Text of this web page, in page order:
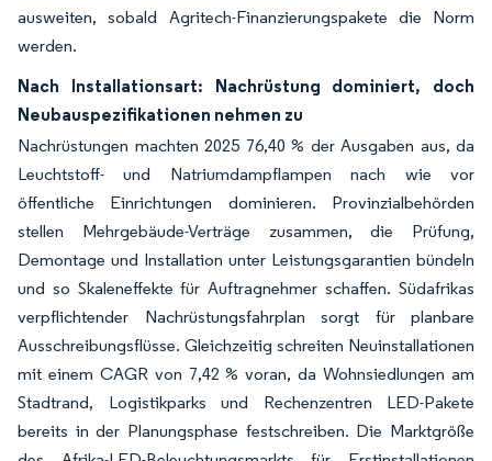
ausweiten, sobald Agritech-Finanzierungspakete die Norm
werden.
Nach Installationsart: Nachrüstung dominiert, doch
Neubauspezifikationen nehmen zu
Nachrüstungen machten 2025 76,40 % der Ausgaben aus, da
Leuchtstoff- und Natriumdampflampen nach wie vor
öffentliche Einrichtungen dominieren. Provinzialbehörden
stellen Mehrgebäude-Verträge zusammen, die Prüfung,
Demontage und Installation unter Leistungsgarantien bündeln
und so Skaleneffekte für Auftragnehmer schaffen. Südafrikas
verpflichtender Nachrüstungsfahrplan sorgt für planbare
Ausschreibungsflüsse. Gleichzeitig schreiten Neuinstallationen
mit einem CAGR von 7,42 % voran, da Wohnsiedlungen am
Stadtrand, Logistikparks und Rechenzentren LED-Pakete
bereits in der Planungsphase festschreiben. Die Marktgröße